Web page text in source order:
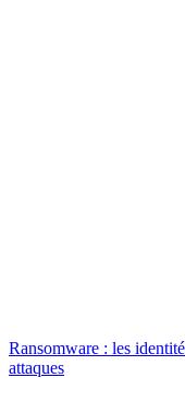
Ransomware : les
attaques